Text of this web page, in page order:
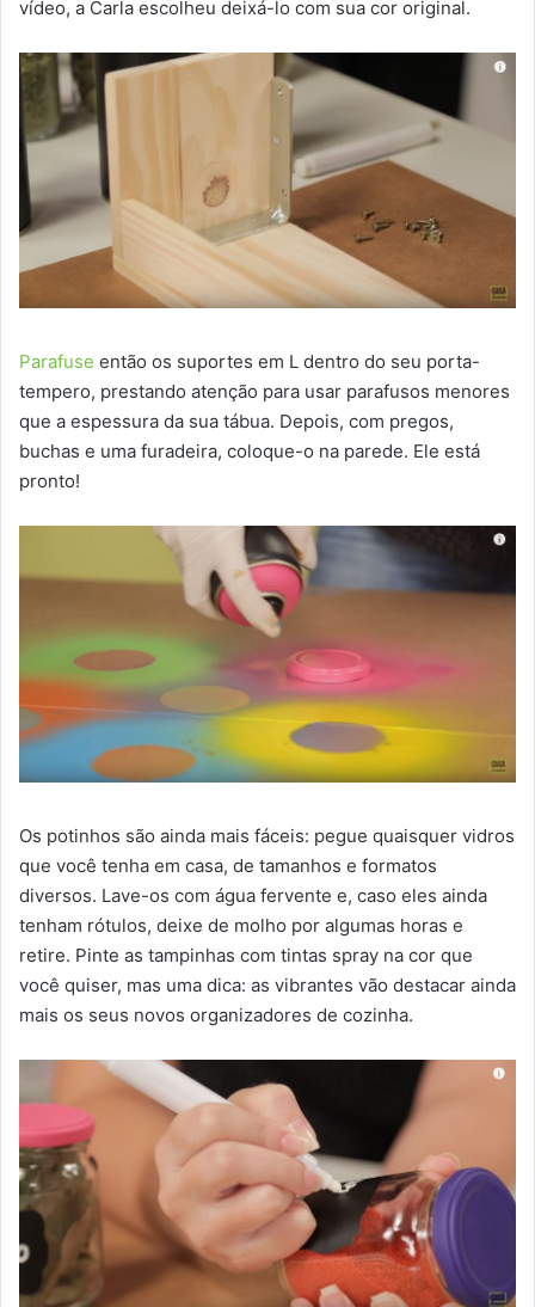
vídeo, a Carla escolheu deixá-lo com sua cor original.
Parafuse então os suportes em L dentro do seu porta-
tempero, prestando atenção para usar parafusos menores
que a espessura da sua tábua. Depois, com pregos,
buchas e uma furadeira, coloque-o na parede. Ele está
pronto!
Os potinhos são ainda mais fáceis: pegue quaisquer vidros
que você tenha em casa, de tamanhos e formatos
diversos. Lave-os com água fervente e, caso eles ainda
tenham rótulos, deixe de molho por algumas horas e
retire. Pinte as tampinhas com tintas spray na cor que
você quiser, mas uma dica: as vibrantes vão destacar ainda
mais os seus novos organizadores de cozinha.